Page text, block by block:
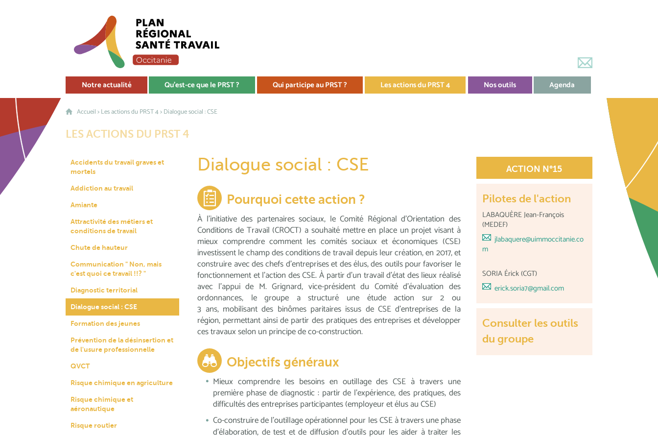
Notre actualité Qu'est-ce que le PRST ? Qui participe au PRST ? Les actions du PRST 4 Nos outils Agenda
Accueil>Les actions du PRST 4> Dialogue social : CSE
LES ACTIONS DU PRST 4
Accidents du travail graves et
mortels
Addiction au travail
Amiante
Attractivité des métiers et
conditions de travail
Chute de hauteur
Communication " Non, mais
c'est quoi ce travail !!? "
Diagnostic territorial
Dialogue social : CSE
Formation des jeunes
Prévention de la désinsertion et
de l'usure professionnelle
QVCT
Risque chimique en agriculture
Risque chimique et
aéronautique
Risque routier
Dialogue social : CSE
Pourquoi cette action ?
À l'initiative des partenaires sociaux, le Comité Régional d'Orientation des
Conditions de Travail (CROCT) a souhaité mettre en place un projet visant à
mieux comprendre comment les comités sociaux et économiques (CSE)
investissent le champ des conditions de travail depuis leur création, en 2017, et
construire avec des chefs d’entreprises et des élus, des outils pour favoriser le
fonctionnement et l’action des CSE. À partir d’un travail d’état des lieux réalisé
avec l’appui de M. Grignard, vice-président du Comité d’évaluation des
ordonnances, le groupe a structuré une étude action sur2 ou
3 ans,mobilisant des binômes paritaires issus de CSE d’entreprises de la
région, permettant ainsi de partir des pratiques des entreprises et développer
ces travaux selon un principe de co-construction.
Objectifs généraux
Mieux comprendre les besoins en outillage des CSE à travers une
première phase de diagnostic : partir de l'expérience, des pratiques, des
difficultés des entreprises participantes (employeur et élus au CSE)
Co-construire de l’outillage opérationnel pour les CSE à travers une phase
d’élaboration, de test et de diffusion d'outils pour les aider à traiter les
ACTION N°15
Pilotes de l'action
LABAQUÈRE Jean-François
(MEDEF)
jlabaquere@uimmoccitanie.co
m
SORIA Érick (CGT)
erick.soria7@gmail.com
Consulter les outils
du groupe